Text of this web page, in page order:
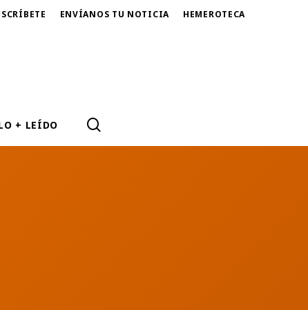
ENVÍANOS TU NOTICIA HEMEROTECA
+ LEÍDO